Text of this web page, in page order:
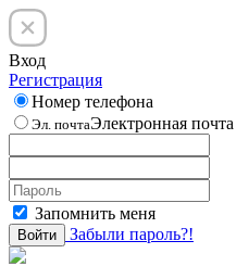
Вход
Регистрация
Номер телефона
Эл. почтаЭлектронная почта
Запомнить меня
Войти Забыли пароль?!